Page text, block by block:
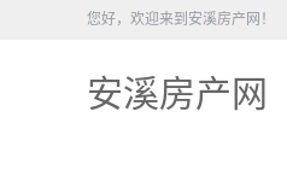
您好，欢迎来到安溪房产网！
安溪房产网